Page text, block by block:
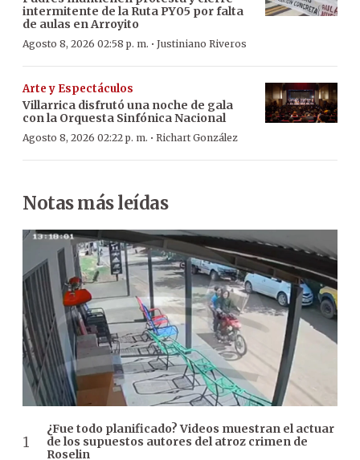
intermitente de la Ruta PY05 por falta
de aulas en Arroyito
Agosto 8, 2026 02:58 p. m. · Justiniano Riveros
Arte y Espectáculos
Villarrica disfrutó una noche de gala
con la Orquesta Sinfónica Nacional
Agosto 8, 2026 02:22 p. m. · Richart González
Notas más leídas
¿Fue todo planificado? Videos muestran el actuar
de los supuestos autores del atroz crimen de
Roselin